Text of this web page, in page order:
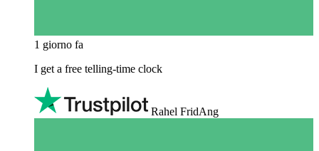
1 giorno fa
I get a free telling-time clock
Rahel FridAng